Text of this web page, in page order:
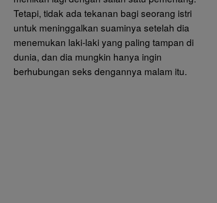
Tetapi, tidak ada tekanan bagi seorang istri
untuk meninggalkan suaminya setelah dia
menemukan laki-laki yang paling tampan di
dunia, dan dia mungkin hanya ingin
berhubungan seks dengannya malam itu.